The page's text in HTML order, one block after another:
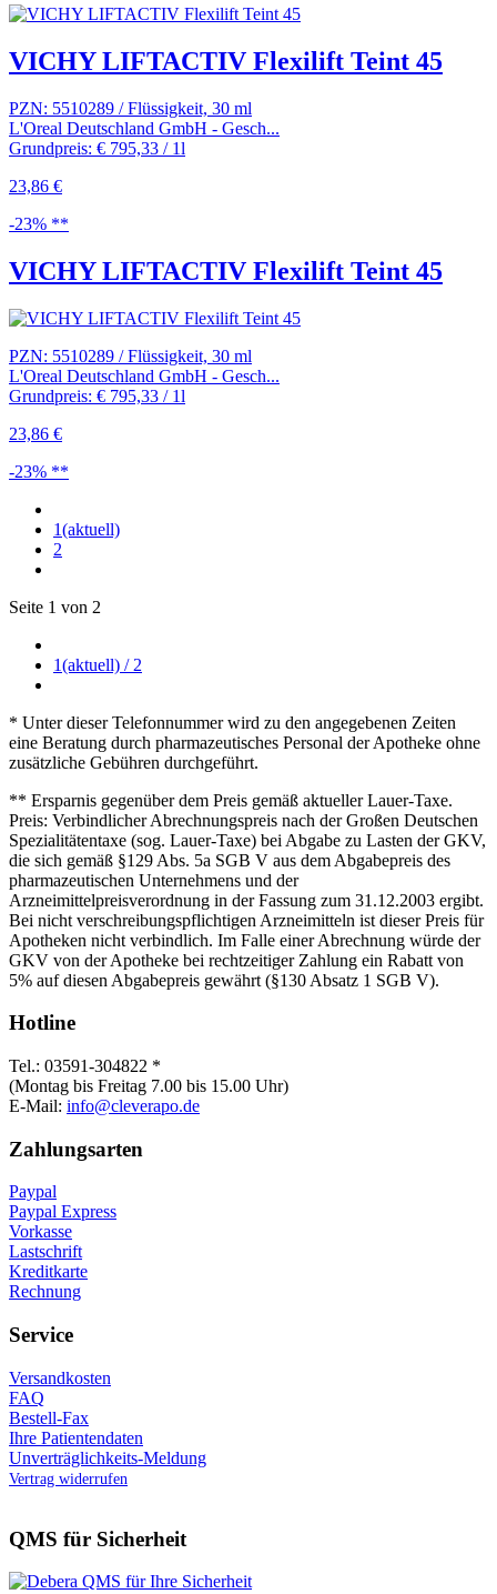
VICHY LIFTACTIV Flexilift Teint 45
PZN: 5510289 / Flüssigkeit, 30 ml
L'Oreal Deutschland GmbH - Gesch...
Grundpreis: € 795,33 / 1l
23,86 €
-23% **
VICHY LIFTACTIV Flexilift Teint 45
PZN: 5510289 / Flüssigkeit, 30 ml
L'Oreal Deutschland GmbH - Gesch...
Grundpreis: € 795,33 / 1l
23,86 €
-23% **
1(aktuell)
2
Seite 1 von 2
1(aktuell) / 2
* Unter dieser Telefonnummer wird zu den angegebenen Zeiten
eine Beratung durch pharmazeutisches Personal der Apotheke ohne
zusätzliche Gebühren durchgeführt.
** Ersparnis gegenüber dem Preis gemäß aktueller Lauer-Taxe.
Preis: Verbindlicher Abrechnungspreis nach der Großen Deutschen
Spezialitätentaxe (sog. Lauer-Taxe) bei Abgabe zu Lasten der GKV,
die sich gemäß §129 Abs. 5a SGB V aus dem Abgabepreis des
pharmazeutischen Unternehmens und der
Arzneimittelpreisverordnung in der Fassung zum 31.12.2003 ergibt.
Bei nicht verschreibungspflichtigen Arzneimitteln ist dieser Preis für
Apotheken nicht verbindlich. Im Falle einer Abrechnung würde der
GKV von der Apotheke bei rechtzeitiger Zahlung ein Rabatt von
5% auf diesen Abgabepreis gewährt (§130 Absatz 1 SGB V).
Hotline
Tel.: 03591-304822 *
(Montag bis Freitag 7.00 bis 15.00 Uhr)
E-Mail: info@cleverapo.de
Zahlungsarten
Paypal
Paypal Express
Vorkasse
Lastschrift
Kreditkarte
Rechnung
Service
Versandkosten
FAQ
Bestell-Fax
Ihre Patientendaten
Unverträglichkeits-Meldung
Vertrag widerrufen
QMS für Sicherheit